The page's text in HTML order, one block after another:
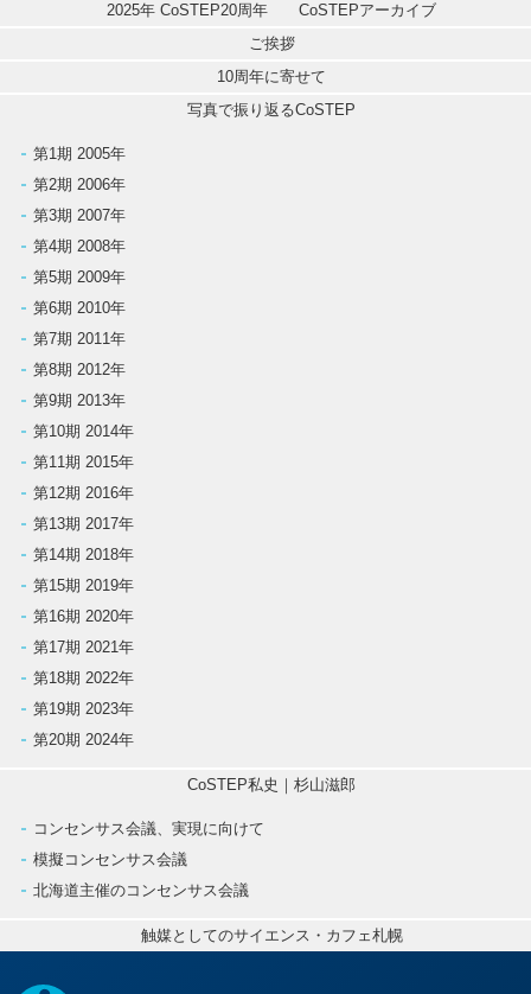
シ
ョ
ン
2025年 CoSTEP20周年　　CoSTEPアーカイブ
ご挨拶
10周年に寄せて
写真で振り返るCoSTEP
第1期 2005年
第2期 2006年
第3期 2007年
第4期 2008年
第5期 2009年
第6期 2010年
第7期 2011年
第8期 2012年
第9期 2013年
第10期 2014年
第11期 2015年
第12期 2016年
第13期 2017年
第14期 2018年
第15期 2019年
第16期 2020年
第17期 2021年
第18期 2022年
第19期 2023年
第20期 2024年
CoSTEP私史｜杉山滋郎
コンセンサス会議、実現に向けて
模擬コンセンサス会議
北海道主催のコンセンサス会議
触媒としてのサイエンス・カフェ札幌